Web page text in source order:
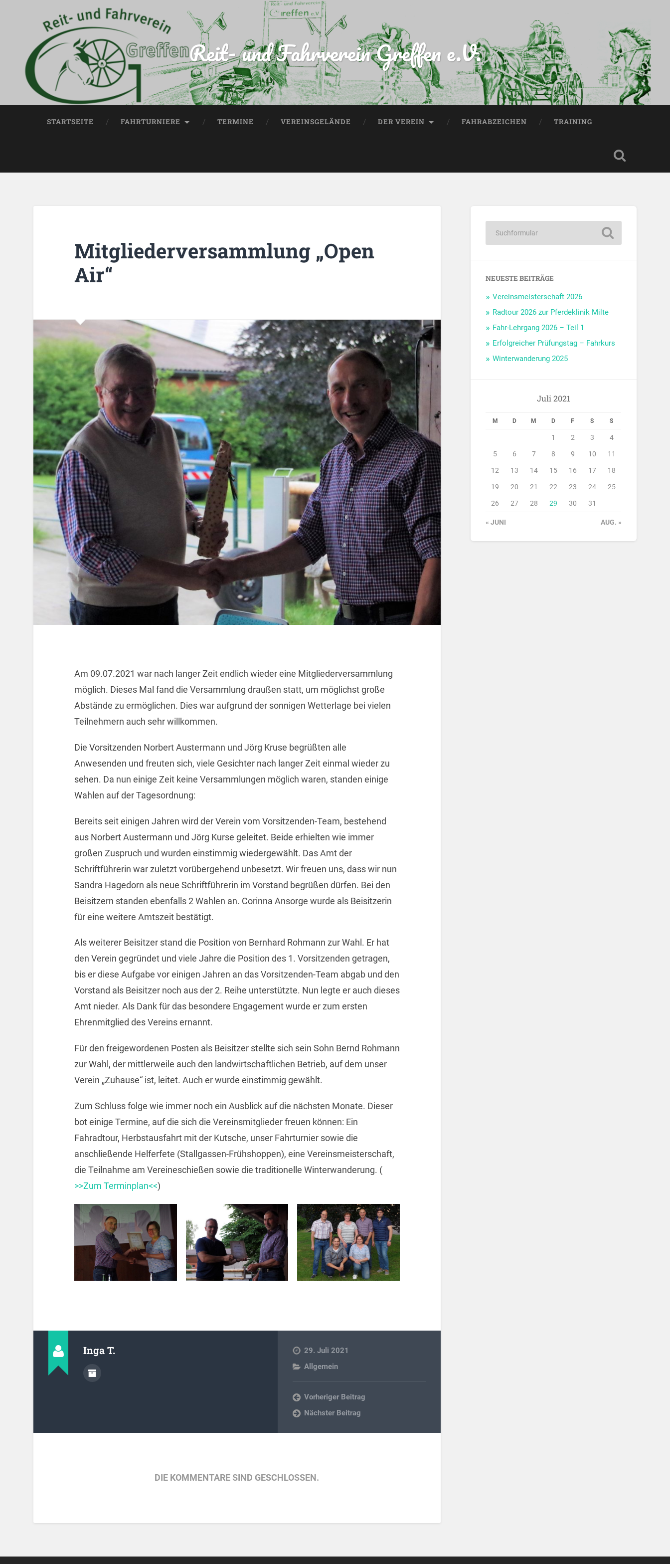
Reit- und Fahrverein Greffen e.V.
STARTSEITE FAHRTURNIERE TERMINE VEREINSGELÄNDE DER VEREIN FAHRABZEICHEN TRAINING
Mitgliederversammlung „Open
Air“
Am 09.07.2021 war nach langer Zeit endlich wieder eine Mitgliederversammlung
möglich. Dieses Mal fand die Versammlung draußen statt, um möglichst große
Abstände zu ermöglichen. Dies war aufgrund der sonnigen Wetterlage bei vielen
Teilnehmern auch sehr willkommen.
Die Vorsitzenden Norbert Austermann und Jörg Kruse begrüßten alle
Anwesenden und freuten sich, viele Gesichter nach langer Zeit einmal wieder zu
sehen. Da nun einige Zeit keine Versammlungen möglich waren, standen einige
Wahlen auf der Tagesordnung:
Bereits seit einigen Jahren wird der Verein vom Vorsitzenden-Team, bestehend
aus Norbert Austermann und Jörg Kurse geleitet. Beide erhielten wie immer
großen Zuspruch und wurden einstimmig wiedergewählt. Das Amt der
Schriftführerin war zuletzt vorübergehend unbesetzt. Wir freuen uns, dass wir nun
Sandra Hagedorn als neue Schriftführerin im Vorstand begrüßen dürfen. Bei den
Beisitzern standen ebenfalls 2 Wahlen an. Corinna Ansorge wurde als Beisitzerin
für eine weitere Amtszeit bestätigt.
Als weiterer Beisitzer stand die Position von Bernhard Rohmann zur Wahl. Er hat
den Verein gegründet und viele Jahre die Position des 1. Vorsitzenden getragen,
bis er diese Aufgabe vor einigen Jahren an das Vorsitzenden-Team abgab und den
Vorstand als Beisitzer noch aus der 2. Reihe unterstützte. Nun legte er auch dieses
Amt nieder. Als Dank für das besondere Engagement wurde er zum ersten
Ehrenmitglied des Vereins ernannt.
Für den freigewordenen Posten als Beisitzer stellte sich sein Sohn Bernd Rohmann
zur Wahl, der mittlerweile auch den landwirtschaftlichen Betrieb, auf dem unser
Verein „Zuhause“ ist, leitet. Auch er wurde einstimmig gewählt.
Zum Schluss folge wie immer noch ein Ausblick auf die nächsten Monate. Dieser
bot einige Termine, auf die sich die Vereinsmitglieder freuen können: Ein
Fahradtour, Herbstausfahrt mit der Kutsche, unser Fahrturnier sowie die
anschließende Helferfete (Stallgassen-Frühshoppen), eine Vereinsmeisterschaft,
die Teilnahme am Vereineschießen sowie die traditionelle Winterwanderung. (
>>Zum Terminplan<<)
Inga T.
29. Juli 2021
Allgemein
Vorheriger Beitrag
Nächster Beitrag
DIE KOMMENTARE SIND GESCHLOSSEN.
NEUESTE BEITRÄGE
Vereinsmeisterschaft 2026
Radtour 2026 zur Pferdeklinik Milte
Fahr-Lehrgang 2026 – Teil 1
Erfolgreicher Prüfungstag – Fahrkurs
Winterwanderung 2025
Juli 2021
M D M D F S S
1 2 3 4
5 6 7 8 9 10 11
12 13 14 15 16 17 18
19 20 21 22 23 24 25
26 27 28 29 30 31
« JUNI AUG. »